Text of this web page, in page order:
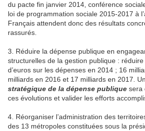
du pacte fin janvier 2014, conférence
loi de programmation sociale 2015-2017 à
Français attendent donc des résultats
rassurés.
3. Réduire la dépense publique en
structurelles de la gestion publique :
d’euros sur les dépenses en 2014 ; 16
milliards en 2016 et 17 milliards en 2017. Un
stratégique de la dépense publique sera
ces évolutions et valider les efforts
4. Réorganiser l’administration des
des 13 métropoles constituées sous la